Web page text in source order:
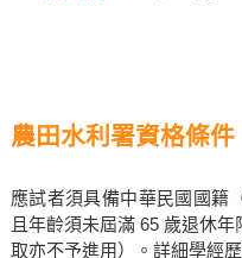
農田水利署資格條件
應試者須具備中華民國國籍
且年齡須未屆滿 65 歲退休
取亦不予進用）。詳細學經